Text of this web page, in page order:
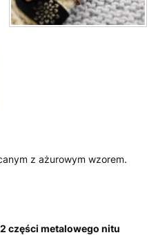
z ażurowym wzorem.
części metalowego nitu